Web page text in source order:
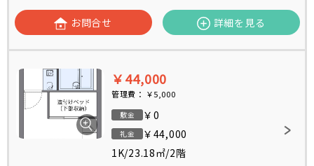
お問合せ 詳細を見る
￥44,000
管理費： ￥5,000
敷金 ￥0
礼金
￥44,000
1K/23.18㎡/2階